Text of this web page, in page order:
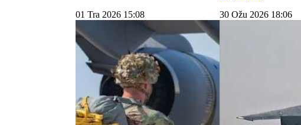
01 Tra 2026 15:08 30 Ožu 2026 18:06